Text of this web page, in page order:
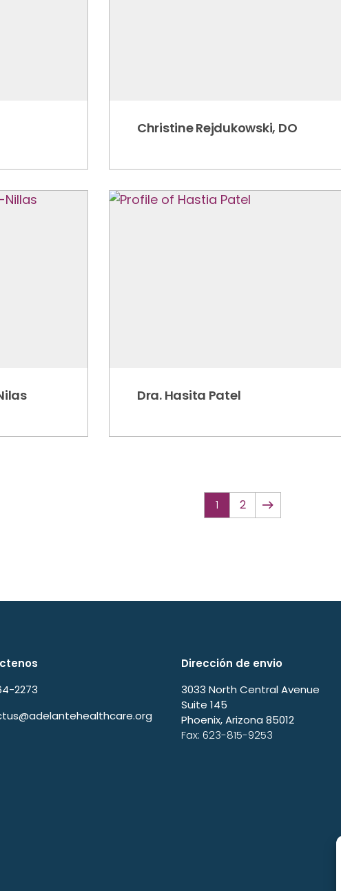
Christine Rejdukowski, DO
Dra. Hasita Patel
1 2 Next
2273
Dirección de envio
3033 North Central Avenue
Suite 145
Phoenix, Arizona 85012
Fax: 623-815-9253